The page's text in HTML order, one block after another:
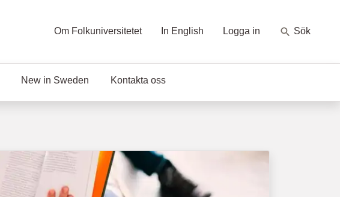
Om Folkuniversitetet In English Logga in Sök
New in Sweden Kontakta oss